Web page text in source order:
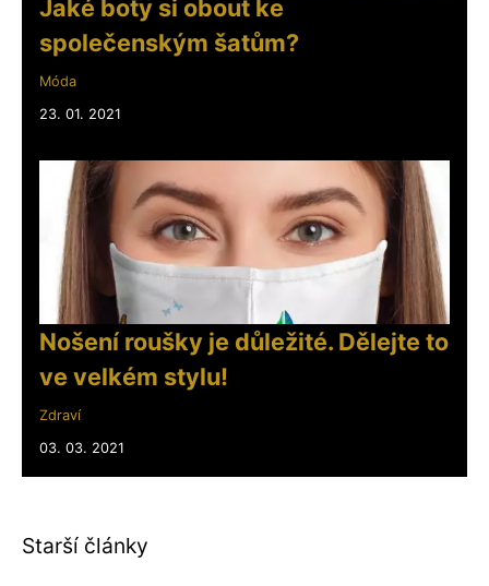
Jaké boty si obout ke
společenským šatům?
Móda
23. 01. 2021
Nošení roušky je důležité. Dělejte to
ve velkém stylu!
Zdraví
03. 03. 2021
Starší články